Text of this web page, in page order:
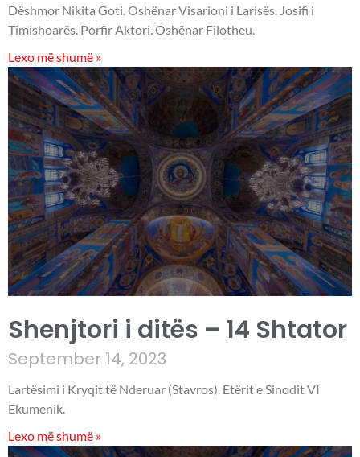
Dëshmor Nikita Goti. Oshënar Visarioni i Larisës. Josifi i
Timishoarës. Porfir Aktori. Oshënar Filotheu.
Lexo më shumë »
Shenjtori i ditës – 14 Shtator
September 14, 2023
Lartësimi i Kryqit të Nderuar (Stavros). Etërit e Sinodit VI
Ekumenik.
Lexo më shumë »